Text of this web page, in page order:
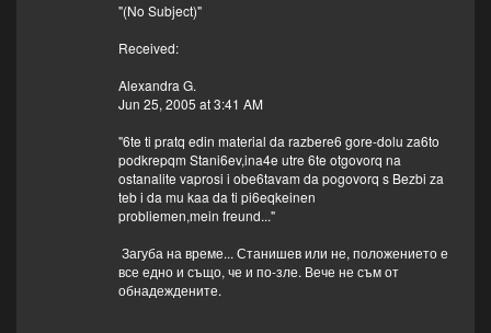
"(No Subject)"
Received:
Alexandra G.
Jun 25, 2005 at 3:41 AM
"6te ti pratq edin material da razbere6 gore-dolu za6to
podkrepqm Stani6ev,ina4e utre 6te otgovorq na
ostanalite vaprosi i obe6tavam da pogovorq s Bezbi za
teb i da mu kaa da ti pi6eqkeinen
probliemen,mein freund..."
Загуба на време... Станишев или не, положението е
все едно и също, че и по-зле. Вече не съм от
обнадеждените.